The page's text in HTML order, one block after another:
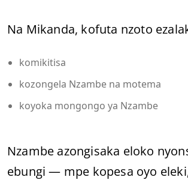
Na Mikanda, kofuta nzoto
komikitisa
kozongela Nzambe na motema
koyoka mongongo ya Nzambe
Nzambe azongisaka eloko
ebungi — mpe kopesa oyo